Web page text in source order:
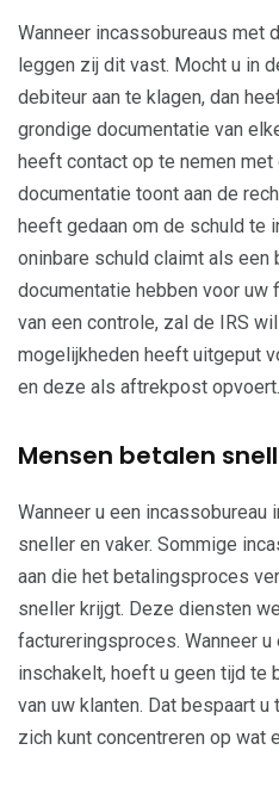
Wanneer incassobureaus met
leggen zij dit vast. Mocht u in
debiteur aan te klagen, dan
grondige documentatie van
heeft contact op te nemen met
documentatie toont aan de
heeft gedaan om de schuld te
oninbare schuld claimt als
documentatie hebben voor
van een controle, zal de IRS
mogelijkheden heeft uitgeput
en deze als aftrekpost opvoert.
Mensen betalen
Wanneer u een incassobureau
sneller en vaker. Sommige
aan die het betalingsproces
sneller krijgt. Deze diensten
factureringsproces. Wanneer u
inschakelt, hoeft u geen tijd te
van uw klanten. Dat bespaart
zich kunt concentreren op wat